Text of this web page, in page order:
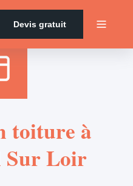
Devis gratuit
toiture à
Loir